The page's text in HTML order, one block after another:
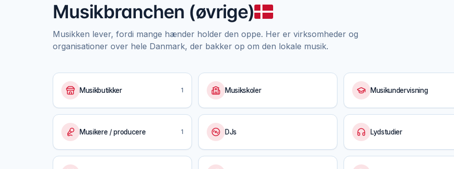
Musikbranchen (øvrige)
Musikken lever, fordi mange hænder holder den oppe. Her er virksomheder og
organisationer over hele Danmark, der bakker op om den lokale musik.
Musikbutikker 1 Musikskoler Musikundervisning
Musikere / producere 1 DJs Lydstudier